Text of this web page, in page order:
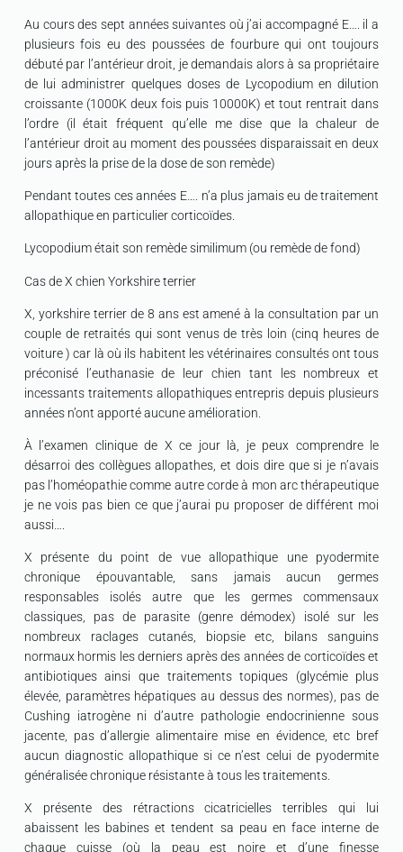
Au cours des sept années suivantes où j’ai accompagné E…. il a
plusieurs fois eu des poussées de fourbure qui ont toujours
débuté par l’antérieur droit, je demandais alors à sa propriétaire
de lui administrer quelques doses de Lycopodium en dilution
croissante (1000K deux fois puis 10000K) et tout rentrait dans
l’ordre (il était fréquent qu’elle me dise que la chaleur de
l’antérieur droit au moment des poussées disparaissait en deux
jours après la prise de la dose de son remède)
Pendant toutes ces années E…. n’a plus jamais eu de traitement
allopathique en particulier corticoïdes.
Lycopodium était son remède similimum (ou remède de fond)
Cas de X chien Yorkshire terrier
X, yorkshire terrier de 8 ans est amené à la consultation par un
couple de retraités qui sont venus de très loin (cinq heures de
voiture ) car là où ils habitent les vétérinaires consultés ont tous
préconisé l’euthanasie de leur chien tant les nombreux et
incessants traitements allopathiques entrepris depuis plusieurs
années n’ont apporté aucune amélioration.
À l’examen clinique de X ce jour là, je peux comprendre le
désarroi des collègues allopathes, et dois dire que si je n’avais
pas l’homéopathie comme autre corde à mon arc thérapeutique
je ne vois pas bien ce que j’aurai pu proposer de différent moi
aussi….
X présente du point de vue allopathique une pyodermite
chronique épouvantable, sans jamais aucun germes
responsables isolés autre que les germes commensaux
classiques, pas de parasite (genre démodex) isolé sur les
nombreux raclages cutanés, biopsie etc, bilans sanguins
normaux hormis les derniers après des années de corticoïdes et
antibiotiques ainsi que traitements topiques (glycémie plus
élevée, paramètres hépatiques au dessus des normes), pas de
Cushing iatrogène ni d’autre pathologie endocrinienne sous
jacente, pas d’allergie alimentaire mise en évidence, etc bref
aucun diagnostic allopathique si ce n’est celui de pyodermite
généralisée chronique résistante à tous les traitements.
X présente des rétractions cicatricielles terribles qui lui
abaissent les babines et tendent sa peau en face interne de
chaque cuisse (où la peau est noire et d’une finesse